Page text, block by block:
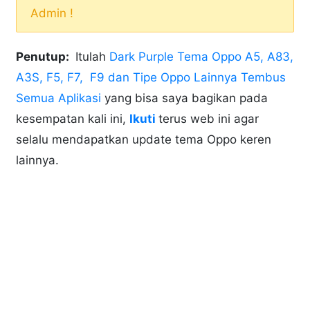
Admin !
Penutup: Itulah Dark Purple Tema Oppo A5, A83,
A3S, F5, F7, F9 dan Tipe Oppo Lainnya Tembus
Semua Aplikasi yang bisa saya bagikan pada
kesempatan kali ini, Ikutiterus web ini agar
selalu mendapatkan update tema Oppo keren
lainnya.